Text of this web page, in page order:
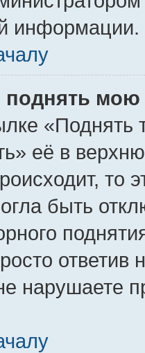
информации.
поднять мою
«Поднять
её в
то
быть
ответив
нарушаете